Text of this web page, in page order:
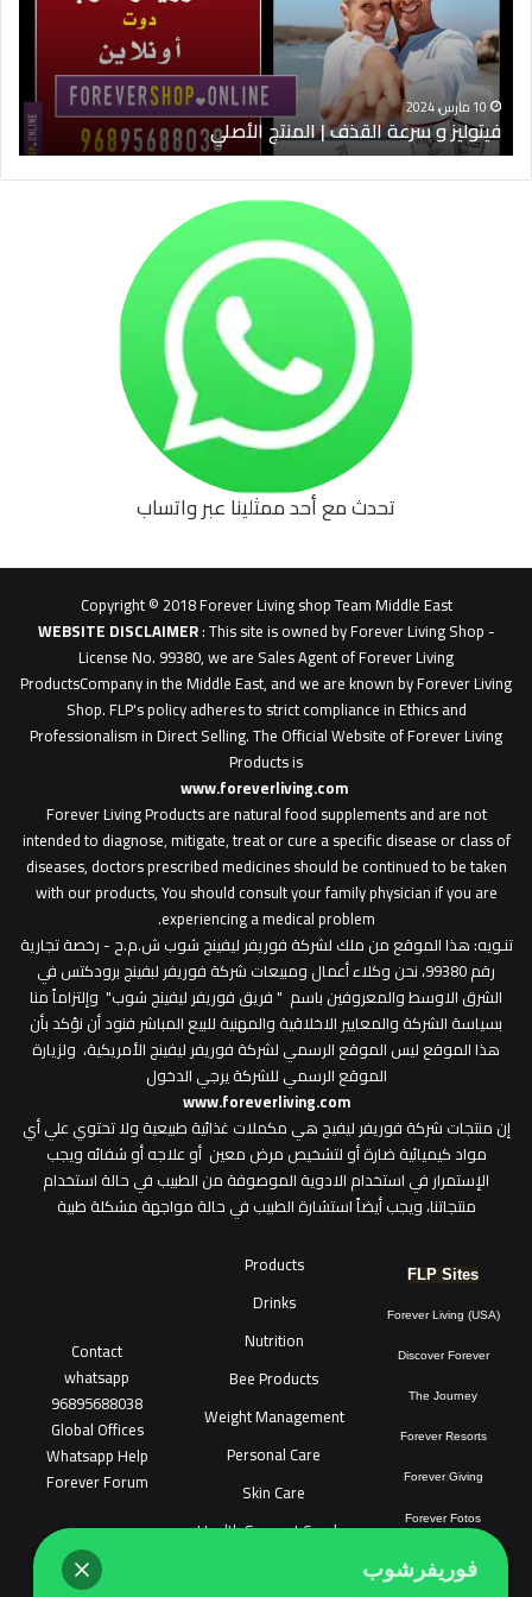
المنتج
الأصلي
10 مارس، 2024
فيتوليز و سرعة القذف | المنتج الأصلي
تحدث مع أحد ممثلينا عبر واتساب
Copyright © 2018 Forever Living shop Team Middle East
WEBSITE DISCLAIMER: This site is owned by Forever Living Shop -
License No. 99380, we are Sales Agent of Forever Living
ProductsCompany in the Middle East, and we are known by Forever Living
Shop. FLP's policy adheres to strict compliance in Ethics and
Professionalism in Direct Selling. The Official Website of Forever Living
Products is
www.foreverliving.com
Forever Living Products are natural food supplements and are not
intended to diagnose, mitigate, treat or cure a specific disease or class of
diseases, doctors prescribed medicines should be continued to be taken
with our products, You should consult your family physician if you are
experiencing a medical problem.
تنـويه: هذا الموقع من ملك لشركة فوريفر ليفينج شوب ش.م.ح - رخصة تجارية
رقم 99380، نحن وكلاء أعمال ومبيعات شركة فوريفر لبفينج برودكتس في
الشرق الاوسط والمعروفين باسم " فريق فوريفر ليفينج شوب" وإلتزاماً منا
بسياسة الشركة والمعايير الاخلاقية والمهنية للبيع المباشر فنود أن نؤكد بأن
هذا الموقع ليس الموقع الرسمي لشركة فوريفر ليفينج الأمريكية، ولزيارة
الموقع الرسمي للشركة يرجي الدخول
www.foreverliving.com
​إن منتجات شركة فوريفر ليفيج هي مكملات غذائية طبيعية ولا تحتوي علي أي
مواد كيميائية ضارة أو لتشخيص مرض معين أو علاجه أو شفائه ويجب
الإستمرار في استخدام الادوية الموصوفة من الطبيب في حالة استخدام
منتجاتنا، ويجب أيضاً استشارة الطبيب في حالة مواجهة مشكلة طبية
FLP Sites
Forever Living (USA)
Discover Forever
The Journey
Forever Resorts
Forever Giving
Forever Fotos
Products
Drinks
Nutrition
Bee Products
Weight Management
Personal Care
Skin Care
Health Support Combo
Contact
whatsapp
96895688038
Global Offices
Whatsapp Help
Forever Forum
فوريفرشوب